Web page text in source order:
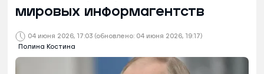
04 июня 2026, 17:03 (обновлено: 04 июня 2026, 19:17)
Полина Костина
мировых информагентств